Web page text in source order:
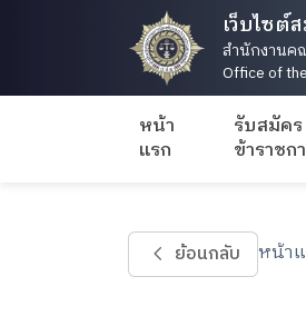
เว็บไซต์
สำนักงานค
Office of
หน้า
แรก
รับสมัคร
ข้าราชก
ย้อนกลับ หน้า